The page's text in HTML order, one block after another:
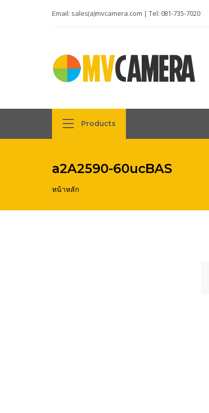
Email: sales(a)mvcamera.com | Tel: 081-735-7020
Products
a2A2590-60ucBAS
หน้าหลัก